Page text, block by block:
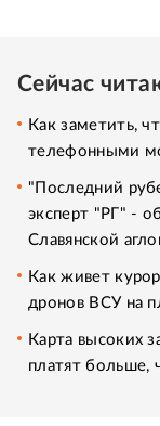
Сейчас
Как заметить,
телефонными
"Последний
эксперт "РГ" -
Славянской
Как живет
дронов ВСУ на
Карта высоких
платят больше,